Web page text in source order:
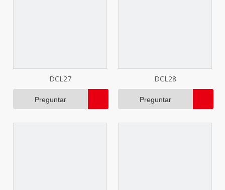
DCL27
Preguntar
DCL28
Preguntar